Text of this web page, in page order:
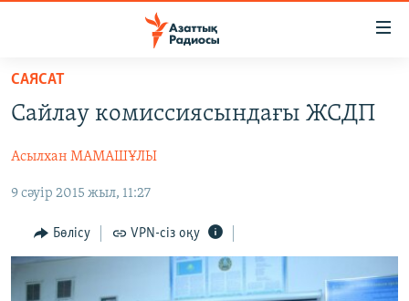
Skip
main
Skip
to
Navigation
Skip
AZATTYQTV
ҚАҢТАР ОҚИҒАСЫ
АДАМ ҚҰҚЫҚТАРЫ
ӘЛЕУМЕТ
ӘЛЕМ
САЯСАТ
Сайлау комиссиясындағы ЖСДП
Асылхан МАМАШҰЛЫ
9 сәуір 2015 жыл, 11:27
Бөлісу VPN-сіз оқу